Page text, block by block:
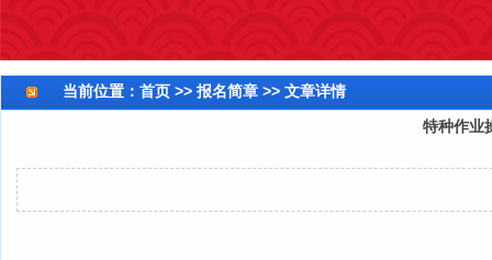
当前位置： 首页 >> 报名简章 >> 文章详情
特种作业